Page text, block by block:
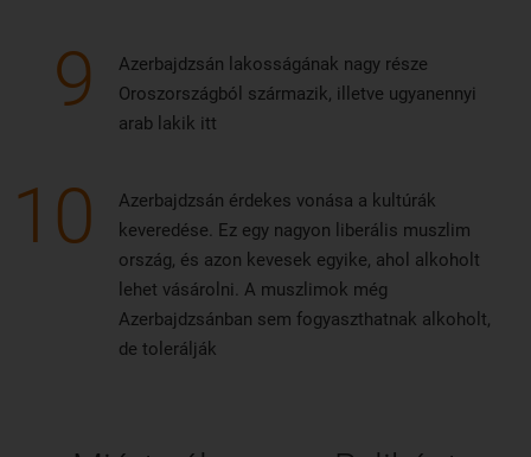
9
Azerbajdzsán lakosságának nagy része
Oroszországból származik, illetve ugyanennyi
arab lakik itt
10
Azerbajdzsán érdekes vonása a kultúrák
keveredése. Ez egy nagyon liberális muszlim
ország, és azon kevesek egyike, ahol alkoholt
lehet vásárolni. A muszlimok még
Azerbajdzsánban sem fogyaszthatnak alkoholt,
de tolerálják